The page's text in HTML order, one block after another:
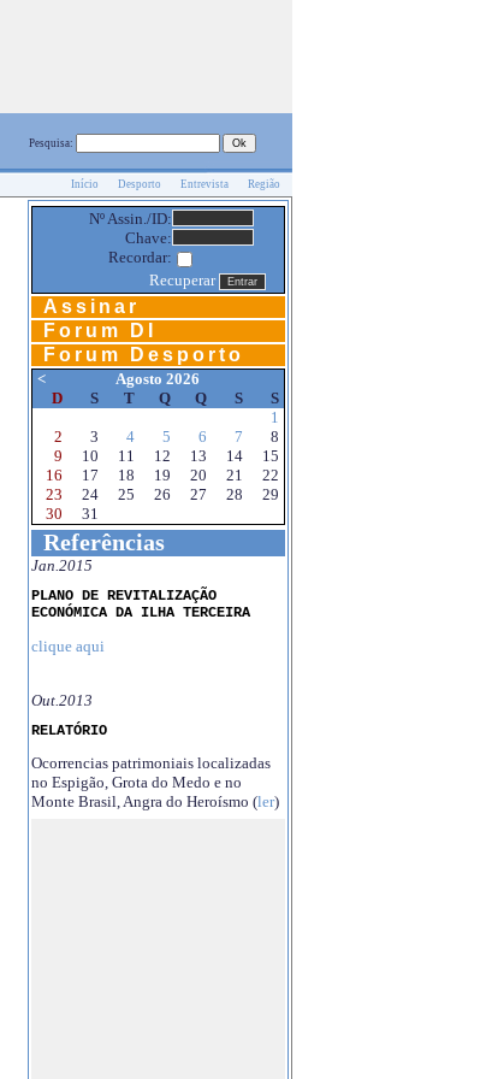
Pesquisa:
Início Desporto Entrevista Região
Nº Assin./ID:
Chave:
Recordar:
Recuperar
Assinar
Forum DI
Forum Desporto
<
Agosto 2026
D
S T Q Q S
S
1
2
3 4 5 6 7
8
9
10 11 12 13 14
15
16
17 18 19 20 21
22
23
24 25 26 27 28
29
30
31
Referências
Jan.2015
PLANO DE REVITALIZAÇÃO
ECONÓMICA DA ILHA TERCEIRA
clique aqui
Out.2013
RELATÓRIO
Ocorrencias patrimoniais localizadas
no Espigão, Grota do Medo e no
Monte Brasil, Angra do Heroísmo (ler)